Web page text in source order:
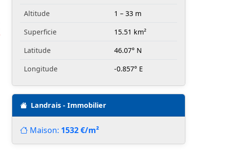
Altitude
1 – 33 m
Superficie
15.51 km²
Latitude
46.07° N
Longitude
-0.857° E
Landrais - Immobilier
Maison: 1532 €/m²